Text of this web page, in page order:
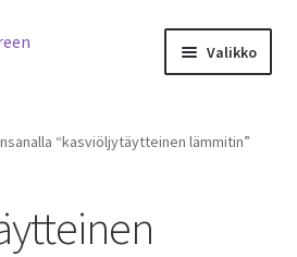
Valikko
“kasviöljytäytteinen lämmitin”